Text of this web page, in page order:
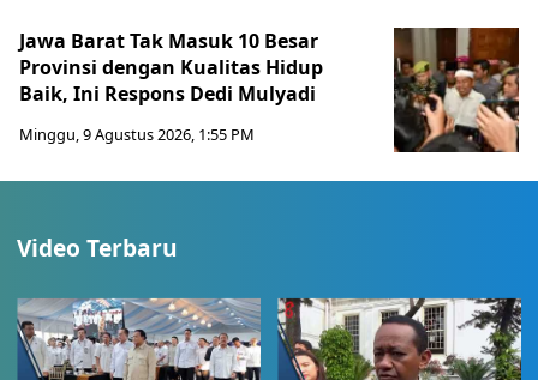
Jawa Barat Tak Masuk 10 Besar
Provinsi dengan Kualitas Hidup
Baik, Ini Respons Dedi Mulyadi
Minggu, 9 Agustus 2026, 1:55 PM
Video Terbaru